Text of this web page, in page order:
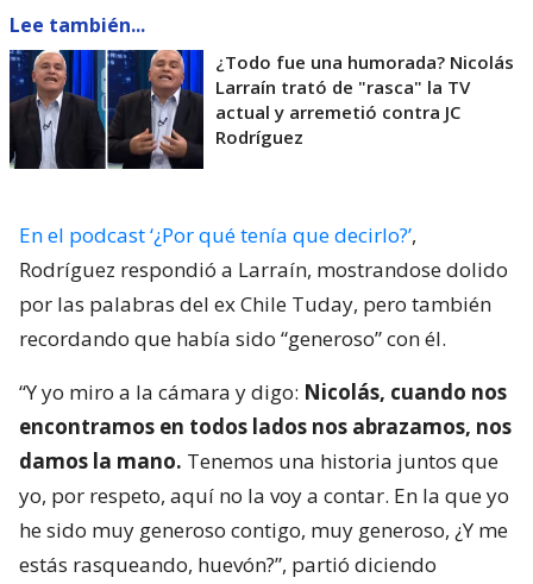
Lee también...
¿Todo fue una humorada? Nicolás
Larraín trató de "rasca" la TV
actual y arremetió contra JC
Rodríguez
En el podcast ‘¿Por qué tenía que decirlo?’,
Rodríguez respondió a Larraín, mostrandose dolido
por las palabras del ex Chile Tuday, pero también
recordando que había sido “generoso” con él.
“Y yo miro a la cámara y digo: Nicolás, cuando nos
encontramos en todos lados nos abrazamos, nos
damos la mano. Tenemos una historia juntos que
yo, por respeto, aquí no la voy a contar. En la que yo
he sido muy generoso contigo, muy generoso, ¿Y me
estás rasqueando, huevón?”, partió diciendo